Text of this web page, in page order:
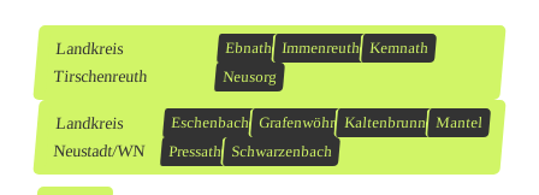
Landkreis
Tirschenreuth
Ebnath Immenreuth Kemnath
Neusorg
Landkreis
Neustadt/WN
Eschenbach Grafenwöhr Kaltenbrunn Mantel
Pressath
Schwarzenbach